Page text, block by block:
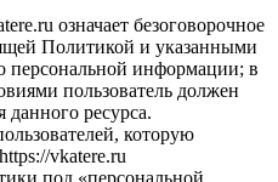
означает безоговорочное
Политикой и указанными
персональной информации; в
пользователь должен
данного ресурса.
которую
vkatere.ru
под «персональной